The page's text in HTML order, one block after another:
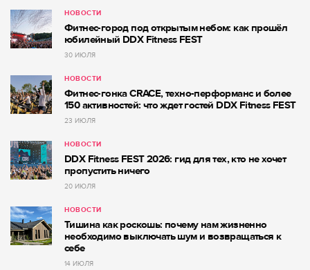
НОВОСТИ
Фитнес-город под открытым небом: как прошёл
юбилейный DDX Fitness FEST
30 ИЮЛЯ
НОВОСТИ
Фитнес-гонка CRACE, техно-перформанс и более
150 активностей: что ждет гостей DDX Fitness FEST
23 ИЮЛЯ
НОВОСТИ
DDX Fitness FEST 2026: гид для тех, кто не хочет
пропустить ничего
20 ИЮЛЯ
НОВОСТИ
Тишина как роскошь: почему нам жизненно
необходимо выключать шум и возвращаться к
себе
14 ИЮЛЯ